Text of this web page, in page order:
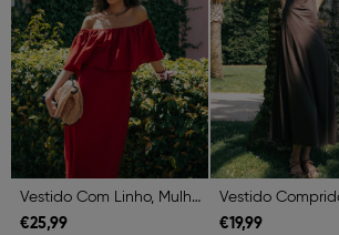
Vestido Com Linho, Mulher, Vermelho Escuro
€25,99 €19,99